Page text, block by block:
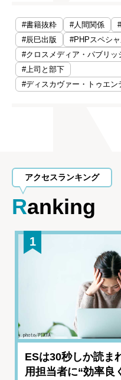
#書籍抜粋 #人間関係
#辰巳出版
#PHPスペシ
#クロスメディア・パブリッ
#上司と部下
#ディスカヴァー・トゥエン
アクセスランキング
Ranking
1
ESは30秒しか読ま
用担当者に“効率良